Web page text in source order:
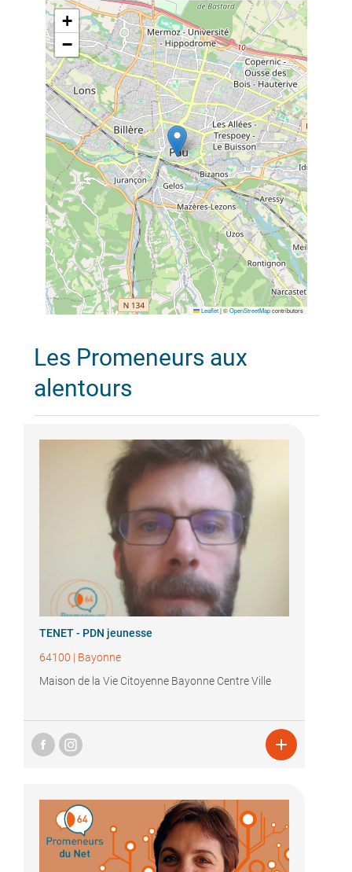
+
−
Leaflet |©OpenStreetMapcontributors
Les Promeneurs aux
alentours
TENET - PDN jeunesse
64100 | Bayonne
Maison de la Vie Citoyenne Bayonne Centre Ville
